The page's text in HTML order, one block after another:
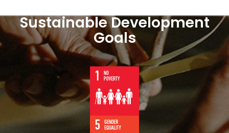
Sustainable Development
Goals